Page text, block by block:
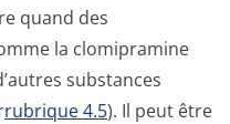
quand des
la clomipramine
substances
rubrique 4.5). Il peut être